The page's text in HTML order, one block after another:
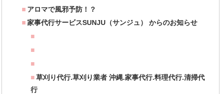
アロマで風邪予防！？
家事代行サービスSUNJU（サンジュ） からのお知らせ
草刈り代行.草刈り業者 沖縄.家事代行.料理代行.清掃代
行